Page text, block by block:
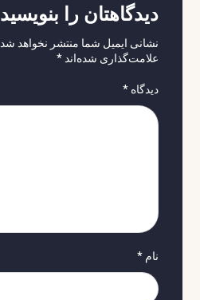
دیدگاهتان را بنویسید
نشانی ایمیل شما منتشر نخواهد شد.
علامت‌گذاری شده‌اند*
دیدگاه*
نام*